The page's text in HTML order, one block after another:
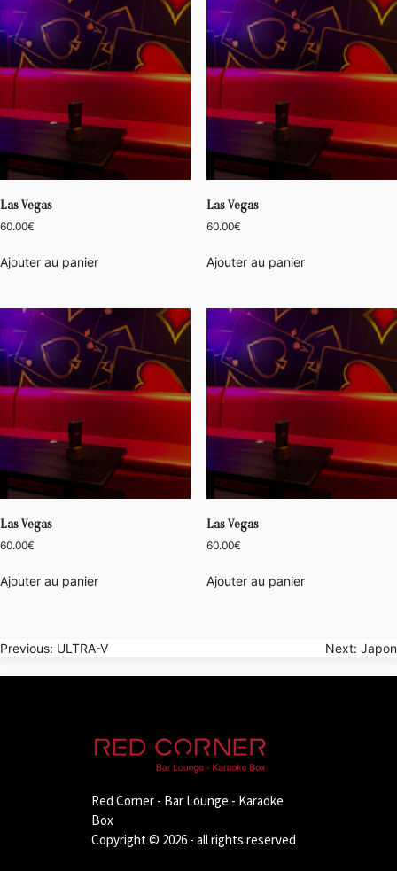
Las Vegas
60.00€
Ajouter au panier
Las Vegas
60.00€
Ajouter au panier
Las Vegas
60.00€
Ajouter au panier
Las Vegas
60.00€
Ajouter au panier
Navigation
de
Previous: ULTRA-V Next: Japon
Red Corner - Bar Lounge - Karaoke
Box
Copyright © 2026 - all rights reserved